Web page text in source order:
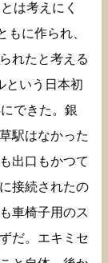
は考えにく
もに作られ、
れたと考える
という日本初
できた。銀
駅はなかった
出口もかつて
接続されたの
車椅子用のス
だ。エキミセ